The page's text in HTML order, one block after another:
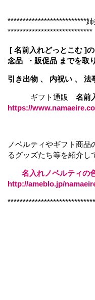
**************************
****************************
[ 名前入れどっとこむ ]
念品 ・販促品 までを取
引き出物 、 内祝い 、 法
ギフト通販 名前
https://
ノベルティやギフト商
るグッズたち等を紹介し
名入れノベルティの
http://ameblo.jp/